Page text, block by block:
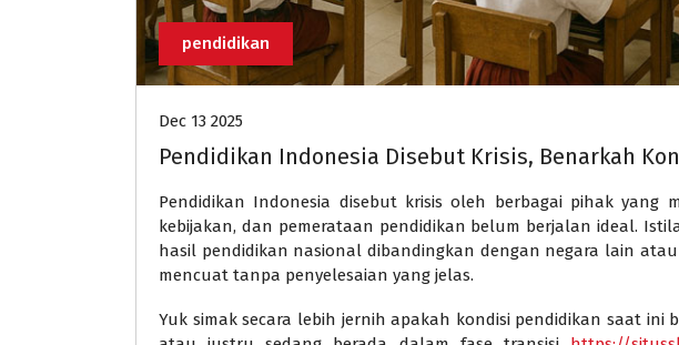
pendidikan
Dec 13 2025
Pendidikan Indonesia Disebut Krisis, Benarkah
Pendidikan Indonesia disebut krisis oleh berbagai pihak yang
kebijakan, dan pemerataan pendidikan belum berjalan ideal.
hasil pendidikan nasional dibandingkan dengan negara lain
mencuat tanpa penyelesaian yang jelas.
Yuk simak secara lebih jernih apakah kondisi pendidikan saat ini